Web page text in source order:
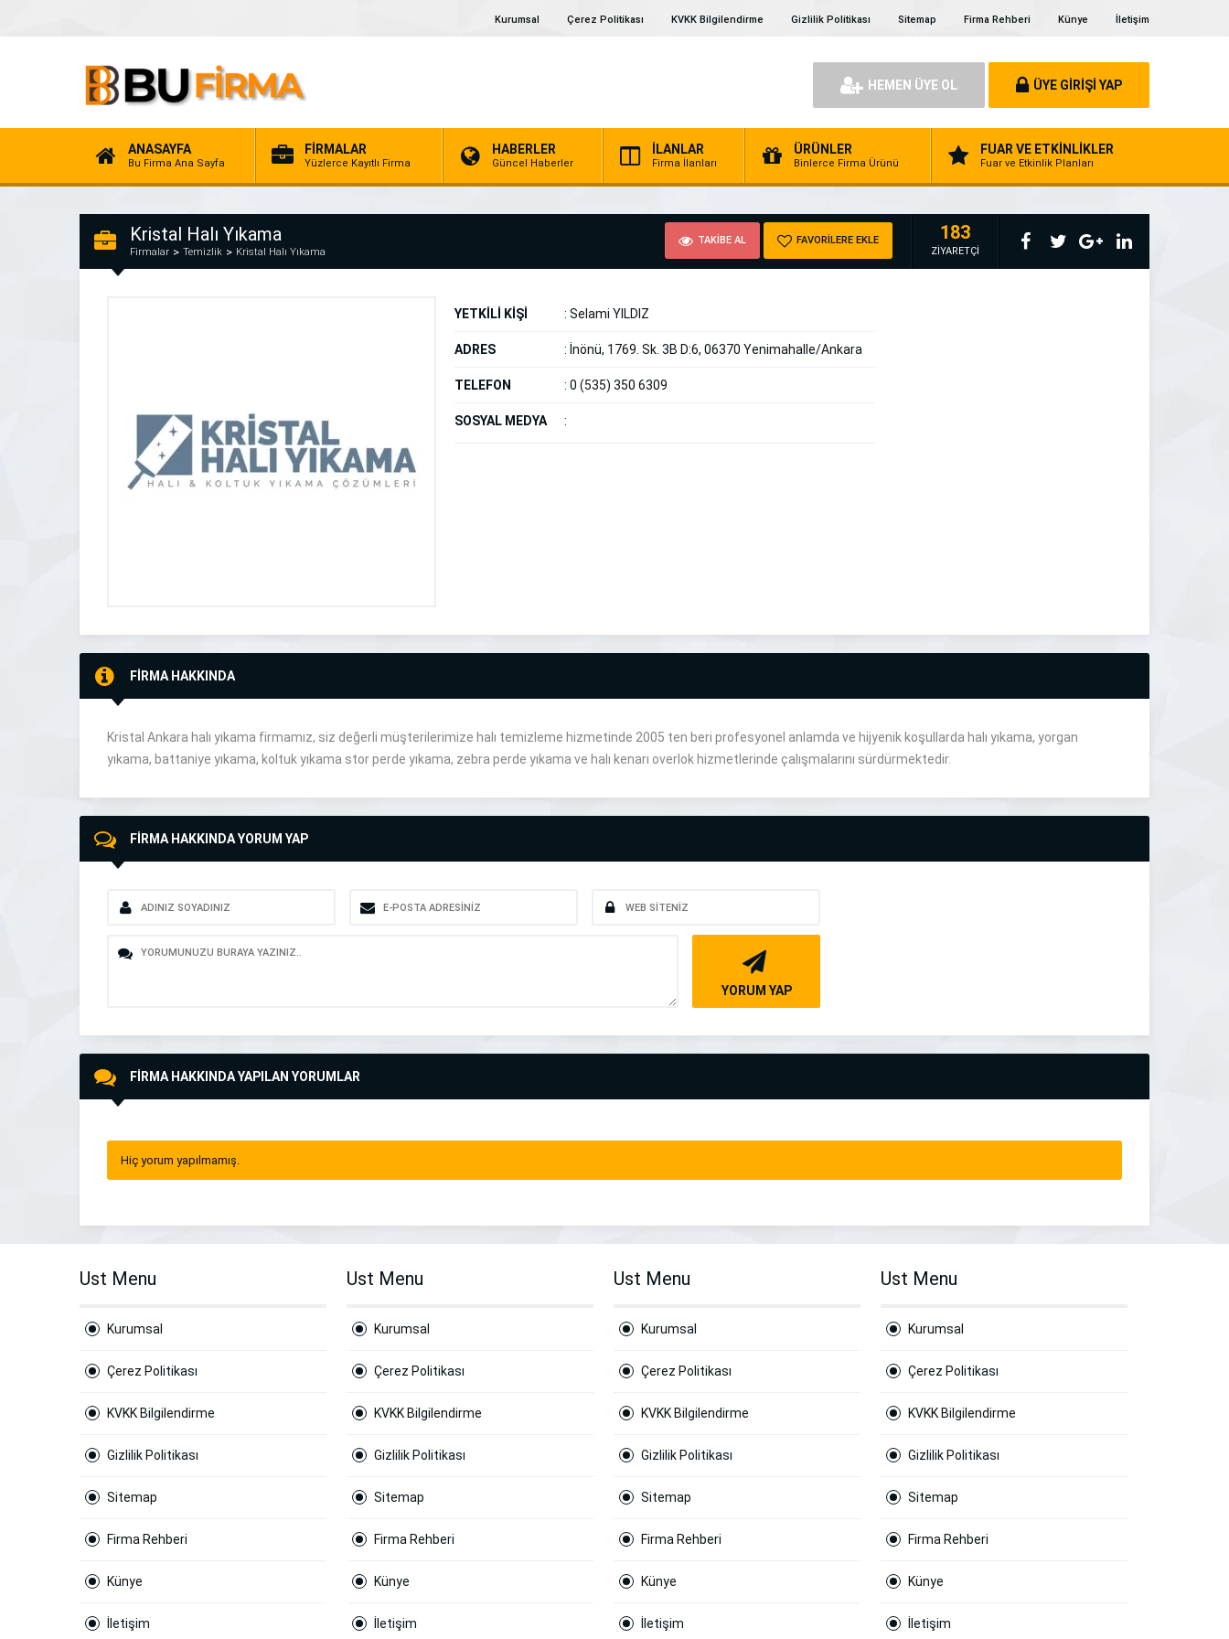
Kurumsal Çerez Politikası KVKK Bilgilendirme Gizlilik Politikası Sitemap Firma Rehberi Künye İletişim
HEMEN ÜYE OL ÜYE GİRİŞİ YAP
ANASAYFA
Bu Firma Ana Sayfa
FİRMALAR
Yüzlerce Kayıtlı Firma
HABERLER
Güncel Haberler
İLANLAR
Firma İlanları
ÜRÜNLER
Binlerce Firma Ürünü
FUAR VE ETKİNLİKLER
Fuar ve Etkinlik Planları
Kristal Halı Yıkama
Firmalar Temizlik Kristal Halı Yıkama
TAKİBE AL FAVORİLERE EKLE 183
ZİYARETÇİ
YETKİLİ KİŞİ : Selami YILDIZ
ADRES : İnönü, 1769. Sk. 3B D:6, 06370 Yenimahalle/Ankara
TELEFON : 0 (535) 350 6309
SOSYAL MEDYA :
FİRMA HAKKINDA
Kristal Ankara halı yıkama firmamız, siz değerli müşterilerimize halı temizleme hizmetinde 2005 ten beri profesyonel anlamda ve hijyenik koşullarda halı yıkama, yorgan
yıkama, battaniye yıkama, koltuk yıkama stor perde yıkama, zebra perde yıkama ve halı kenarı overlok hizmetlerinde çalışmalarını sürdürmektedir.
FİRMA HAKKINDA YORUM YAP
YORUM YAP
FİRMA HAKKINDA YAPILAN YORUMLAR
Hiç yorum yapılmamış.
Ust Menu
Kurumsal
Çerez Politikası
KVKK Bilgilendirme
Gizlilik Politikası
Sitemap
Firma Rehberi
Künye
İletişim
Ust Menu
Kurumsal
Çerez Politikası
KVKK Bilgilendirme
Gizlilik Politikası
Sitemap
Firma Rehberi
Künye
İletişim
Ust Menu
Kurumsal
Çerez Politikası
KVKK Bilgilendirme
Gizlilik Politikası
Sitemap
Firma Rehberi
Künye
İletişim
Ust Menu
Kurumsal
Çerez Politikası
KVKK Bilgilendirme
Gizlilik Politikası
Sitemap
Firma Rehberi
Künye
İletişim